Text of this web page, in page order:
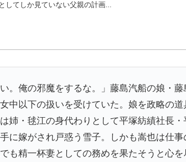
としてしか見ていない父親の計画...
。俺の邪魔をするな。」藤島汽船の娘・
中以下の扱いを受けていた。娘を政略の
姉・毬江の身代わりとして平塚紡績社長・
に嫁がされ戸惑う雪子。しかも嵩也は仕
も精一杯妻としての務めを果たそうと心